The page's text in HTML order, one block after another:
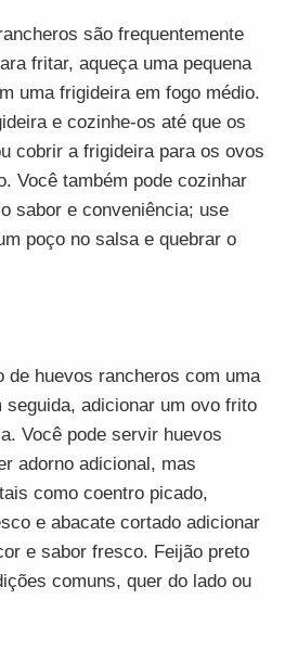
são frequentemente
fritar, aqueça uma pequena
uma frigideira em fogo médio.
e cozinhe-os até que os
cobrir a frigideira para os ovos
Você também pode cozinhar
sabor e conveniência; use
poço no salsa e quebrar o
de huevos rancheros com uma
adicionar um ovo frito
Você pode servir huevos
adorno adicional, mas
como coentro picado,
e abacate cortado adicionar
e sabor fresco. Feijão preto
comuns, quer do lado ou